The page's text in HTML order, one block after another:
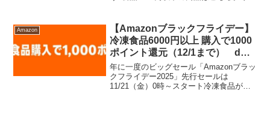
ます。アソビも！パーツも！大ボリュー
ム！プ...
Amazon
【Amazonブラックフライデー】
冷凍食品6000円以上 購入で1000
ポイント還元（12/1まで） dポ
イント利用で最大1万ポイント当
たるdポイントラリー
年に一度のビッグセール「Amazonブラッ
クフライデー2025」先行セールは
11/21（金）0時～スタート冷凍食品がお